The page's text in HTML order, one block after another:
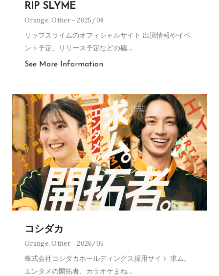
RIP SLYME
Orange,Other 2025/08
リップスライムのオフィシャルサイト 出演情報やイベ
ント予定、リリース予定などの確…
See More Information
コシダカ
Orange,Other 2026/05
株式会社コシダカホールディングス採用サイト 求ム。
エンタメの開拓者。カラオケまね…